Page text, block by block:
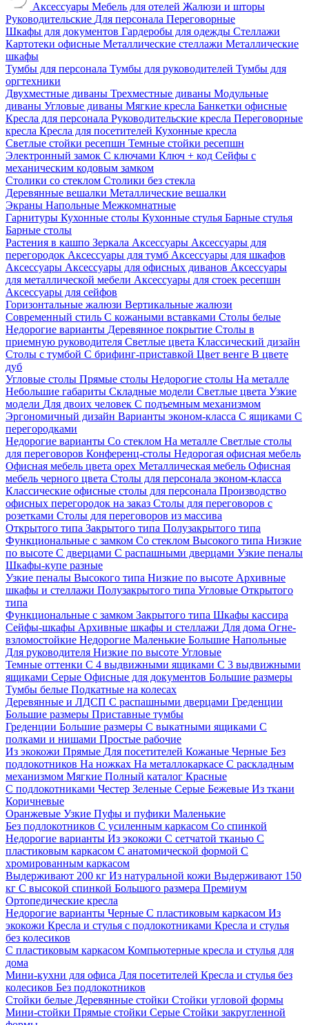
Аксессуары Мебель для отелей Жалюзи и шторы
Руководительские Для персонала Переговорные
Шкафы для документов Гардеробы для одежды Стеллажи
Картотеки офисные Металлические стеллажи Металлические
шкафы
Тумбы для персонала Тумбы для руководителей Тумбы для
оргтехники
Двухместные диваны Трехместные диваны Модульные
диваны Угловые диваны Мягкие кресла Банкетки офисные
Кресла для персонала Руководительские кресла Переговорные
кресла Кресла для посетителей Кухонные кресла
Светлые стойки ресепшн Темные стойки ресепшн
Электронный замок С ключами Ключ + код Сейфы с
механическим кодовым замком
Столики со стеклом Столики без стекла
Деревянные вешалки Металлические вешалки
Экраны Напольные Межкомнатные
Гарнитуры Кухонные столы Кухонные стулья Барные стулья
Барные столы
Растения в кашпо Зеркала Аксессуары Аксессуары для
перегородок Аксессуары для тумб Аксессуары для шкафов
Аксессуары Аксессуары для офисных диванов Аксессуары
для металлической мебели Аксессуары для стоек ресепшн
Аксессуары для сейфов
Горизонтальные жалюзи Вертикальные жалюзи
Современный стиль С кожаными вставками Столы белые
Недорогие варианты Деревянное покрытие Столы в
приемную руководителя Светлые цвета Классический дизайн
Столы с тумбой С брифинг-приставкой Цвет венге В цвете
дуб
Угловые столы Прямые столы Недорогие столы На металле
Небольшие габариты Складные модели Светлые цвета Узкие
модели Для двоих человек С подъемным механизмом
Эргономичный дизайн Варианты эконом-класса С ящиками С
перегородками
Недорогие варианты Со стеклом На металле Светлые столы
для переговоров Конференц-столы Недорогая офисная мебель
Офисная мебель цвета орех Металлическая мебель Офисная
мебель черного цвета Столы для персонала эконом-класса
Классические офисные столы для персонала Производство
офисных перегородок на заказ Столы для переговоров с
розетками Столы для переговоров из массива
Открытого типа Закрытого типа Полузакрытого типа
Функциональные с замком Со стеклом Высокого типа Низкие
по высоте С дверцами С распашными дверцами Узкие пеналы
Шкафы-купе разные
Узкие пеналы Высокого типа Низкие по высоте Архивные
шкафы и стеллажи Полузакрытого типа Угловые Открытого
типа
Функциональные с замком Закрытого типа Шкафы кассира
Сейфы-шкафы Архивные шкафы и стеллажи Для дома Огне-
взломостойкие Недорогие Маленькие Большие Напольные
Для руководителя Низкие по высоте Угловые
Темные оттенки С 4 выдвижными ящиками С 3 выдвижными
ящиками Серые Офисные для документов Большие размеры
Тумбы белые Подкатные на колесах
Деревянные и ЛДСП С распашными дверцами Греденции
Большие размеры Приставные тумбы
Греденции Большие размеры С выкатными ящиками С
полками и нишами Простые рабочие
Из экокожи Прямые Для посетителей Кожаные Черные Без
подлокотников На ножках На металлокаркасе С раскладным
механизмом Мягкие Полный каталог Красные
С подлокотниками Честер Зеленые Серые Бежевые Из ткани
Коричневые
Оранжевые Узкие Пуфы и пуфики Маленькие
Без подлокотников С усиленным каркасом Со спинкой
Недорогие варианты Из экокожи С сетчатой тканью С
пластиковым каркасом С анатомической формой С
хромированным каркасом
Выдерживают 200 кг Из натуральной кожи Выдерживают 150
кг С высокой спинкой Большого размера Премиум
Ортопедические кресла
Недорогие варианты Черные С пластиковым каркасом Из
экокожи Кресла и стулья с подлокотниками Кресла и стулья
без колесиков
С пластиковым каркасом Компьютерные кресла и стулья для
дома
Мини-кухни для офиса Для посетителей Кресла и стулья без
колесиков Без подлокотников
Стойки белые Деревянные стойки Стойки угловой формы
Мини-стойки Прямые стойки Серые Стойки закругленной